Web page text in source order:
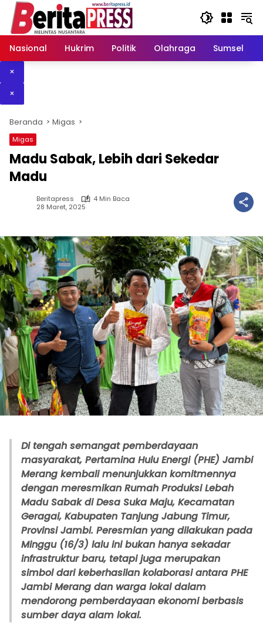
Langsung
konten
Nasional
Hukrim Politik Olahraga Sumsel
×
×
Beranda Migas
Migas
Madu Sabak, Lebih dari Sekedar
Madu
Beritapress
4 Min Baca
28 Maret, 2025
Di tengah semangat pemberdayaan
masyarakat, Pertamina Hulu Energi (PHE) Jambi
Merang kembali menunjukkan komitmennya
dengan meresmikan Rumah Produksi Lebah
Madu Sabak di Desa Suka Maju, Kecamatan
Geragai, Kabupaten Tanjung Jabung Timur,
Provinsi Jambi. Peresmian yang dilakukan pada
Minggu (16/3) lalu ini bukan hanya sekadar
infrastruktur baru, tetapi juga merupakan
simbol dari keberhasilan kolaborasi antara PHE
Jambi Merang dan warga lokal dalam
mendorong pemberdayaan ekonomi berbasis
sumber daya alam lokal.